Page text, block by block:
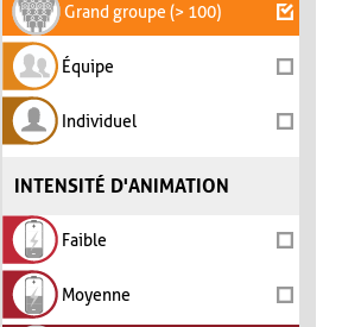
Grand groupe (> 100)
Équipe
Individuel
INTENSITÉ D'ANIMATION
Faible
Moyenne